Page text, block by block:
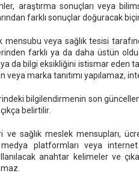
araştırma sonuçları veya
farklı sonuçlar doğuracak
mensubu veya sağlık tesisi
farklı ya da daha üstün
da bilgi eksikliğini istismar eden
veya marka tanıtımı yapılamaz,
bilgilendirmenin son
belirtilir.
ve sağlık meslek mensupları,
platformları veya
anahtar kelimeler ve